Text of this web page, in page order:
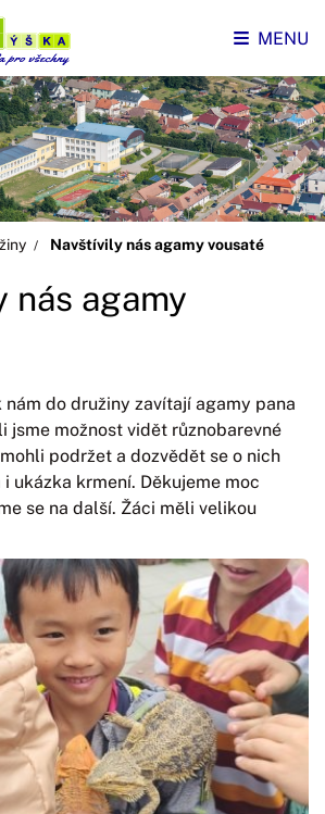
MENU
Navštívily nás agamy vousaté
nás agamy
do družiny zavítají agamy pana
jsme možnost vidět různobarevné
podržet a dozvědět se o nich
ukázka krmení. Děkujeme moc
se na další. Žáci měli velikou